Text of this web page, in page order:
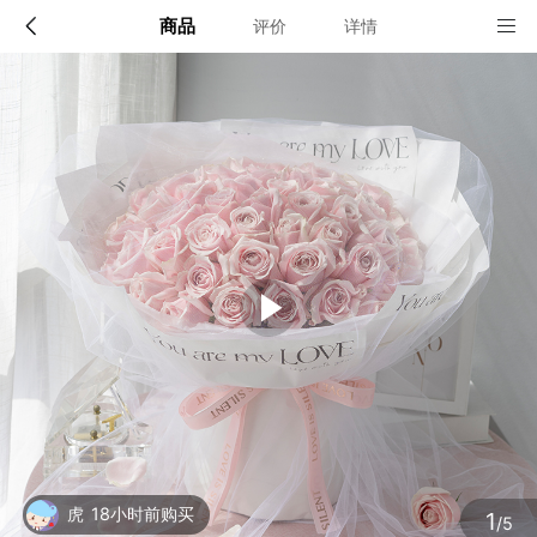
商品 评价 详情
1/5
虎 18小时前购买
配送说明
确定
店铺信息
该地区暂无配送门店
确定